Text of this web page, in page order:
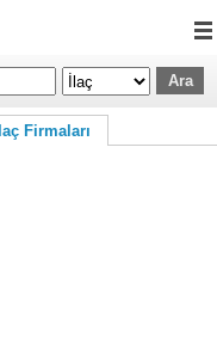
İlaç Firmaları